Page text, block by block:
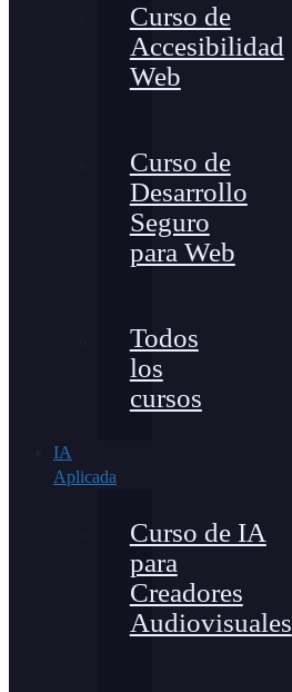
Curso de
Accesibilidad
Web
Curso de
Desarrollo
Seguro
para Web
Todos
los
cursos
IA
Aplicada
Curso de IA
para
Creadores
Audiovisuales